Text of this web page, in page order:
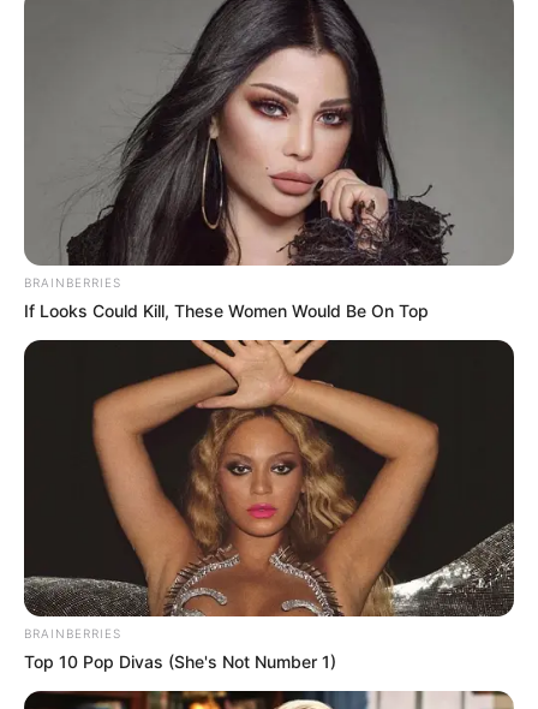
BRAINBERRIES
If Looks Could Kill, These Women Would Be On Top
BRAINBERRIES
Top 10 Pop Divas (She's Not Number 1)